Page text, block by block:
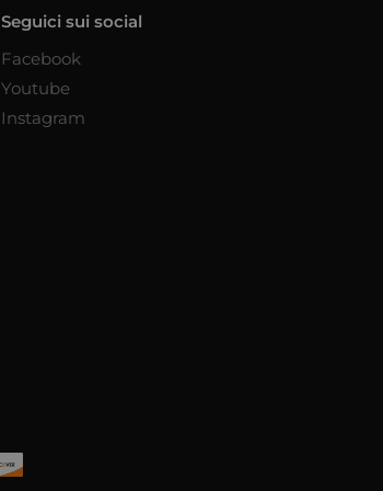
Seguici sui social
Facebook
Youtube
Instagram